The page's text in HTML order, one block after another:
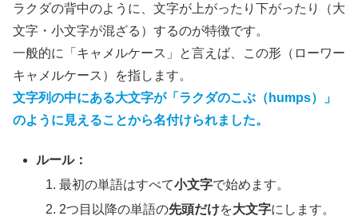
ラクダの背中のように、文字が上がったり下がったり（大
文字・小文字が混ざる）するのが特徴です。
一般的に「キャメルケース」と言えば、この形（ローワー
キャメルケース）を指します。
文字列の中にある大文字が「ラクダのこぶ（humps）」
のように見えることから名付けられました。
ルール：
最初の単語はすべて小文字で始めます。
2つ目以降の単語の先頭だけを大文字にします。